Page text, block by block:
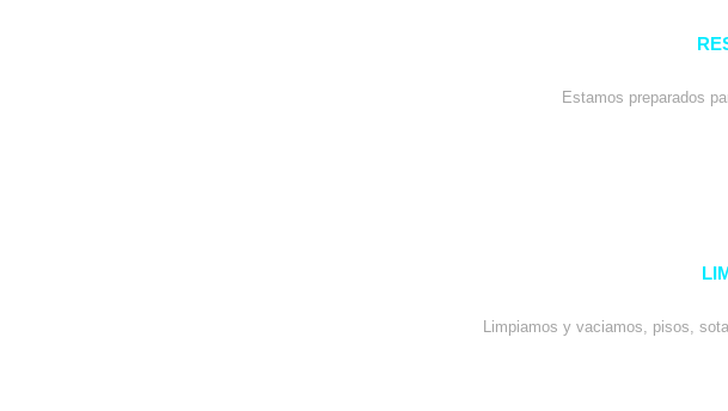
Estamos preparados
Limpiamos y vaciamos, pisos,